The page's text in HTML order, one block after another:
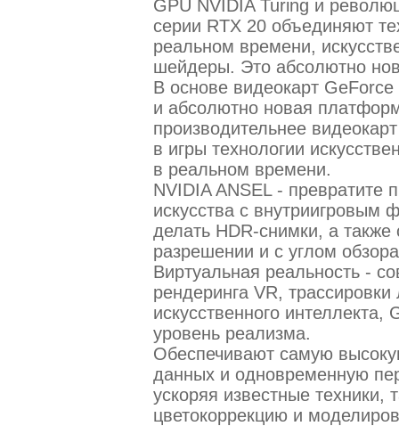
GPU NVIDIA Turing и
серии RTX 20 объединяют
реальном времени,
шейдеры. Это абсолютно
В основе видеокарт
и абсолютно новая
производительнее
в игры технологии
в реальном времени.
NVIDIA ANSEL - превратите
искусства с внутриигровым
делать HDR-снимки, а
разрешении и с углом
Виртуальная реальность -
рендеринга VR,
искусственного
уровень реализма.
Обеспечивают самую
данных и одновременную
ускоряя известные техники,
цветокоррекцию и